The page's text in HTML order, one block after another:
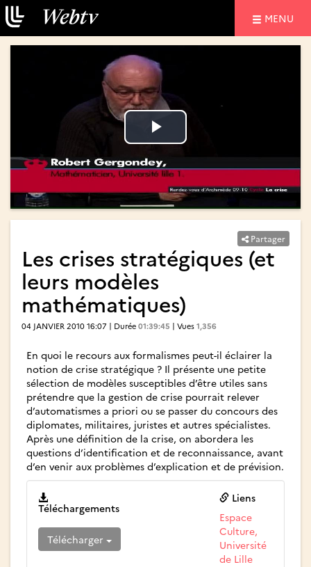
MENU
Lire
la
vidéo
Lire
la
vidéo
Partager
Les crises stratégiques (et
leurs modèles
mathématiques)
04 JANVIER 2010 16:07 | Durée 01:39:45 | Vues 1,356
En quoi le recours aux formalismes peut-il éclairer la
notion de crise stratégique ? Il présente une petite
sélection de modèles susceptibles d’être utiles sans
prétendre que la gestion de crise pourrait relever
d’automatismes a priori ou se passer du concours des
diplomates, militaires, juristes et autres spécialistes.
Après une définition de la crise, on abordera les
questions d’identification et de reconnaissance, avant
d’en venir aux problèmes d’explication et de prévision.
Téléchargements
Télécharger
Liens
Espace
Culture,
Université
de Lille